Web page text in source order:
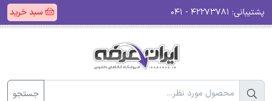
پشتیبانی: سبد خرید
جستجو